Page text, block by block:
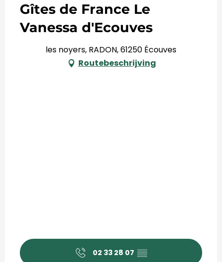
Gîtes de France Le
Vanessa d'Ecouves
les noyers, RADON, 61250 Écouves
Routebeschrijving
02 33 28 07 ▒▒